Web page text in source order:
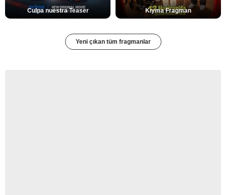
Culpa nuestra Teaser Kıyma Fragman
Yeni çıkan tüm fragmanlar